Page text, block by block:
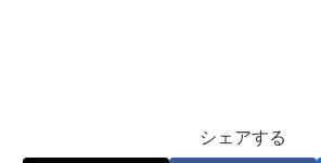
シェアする